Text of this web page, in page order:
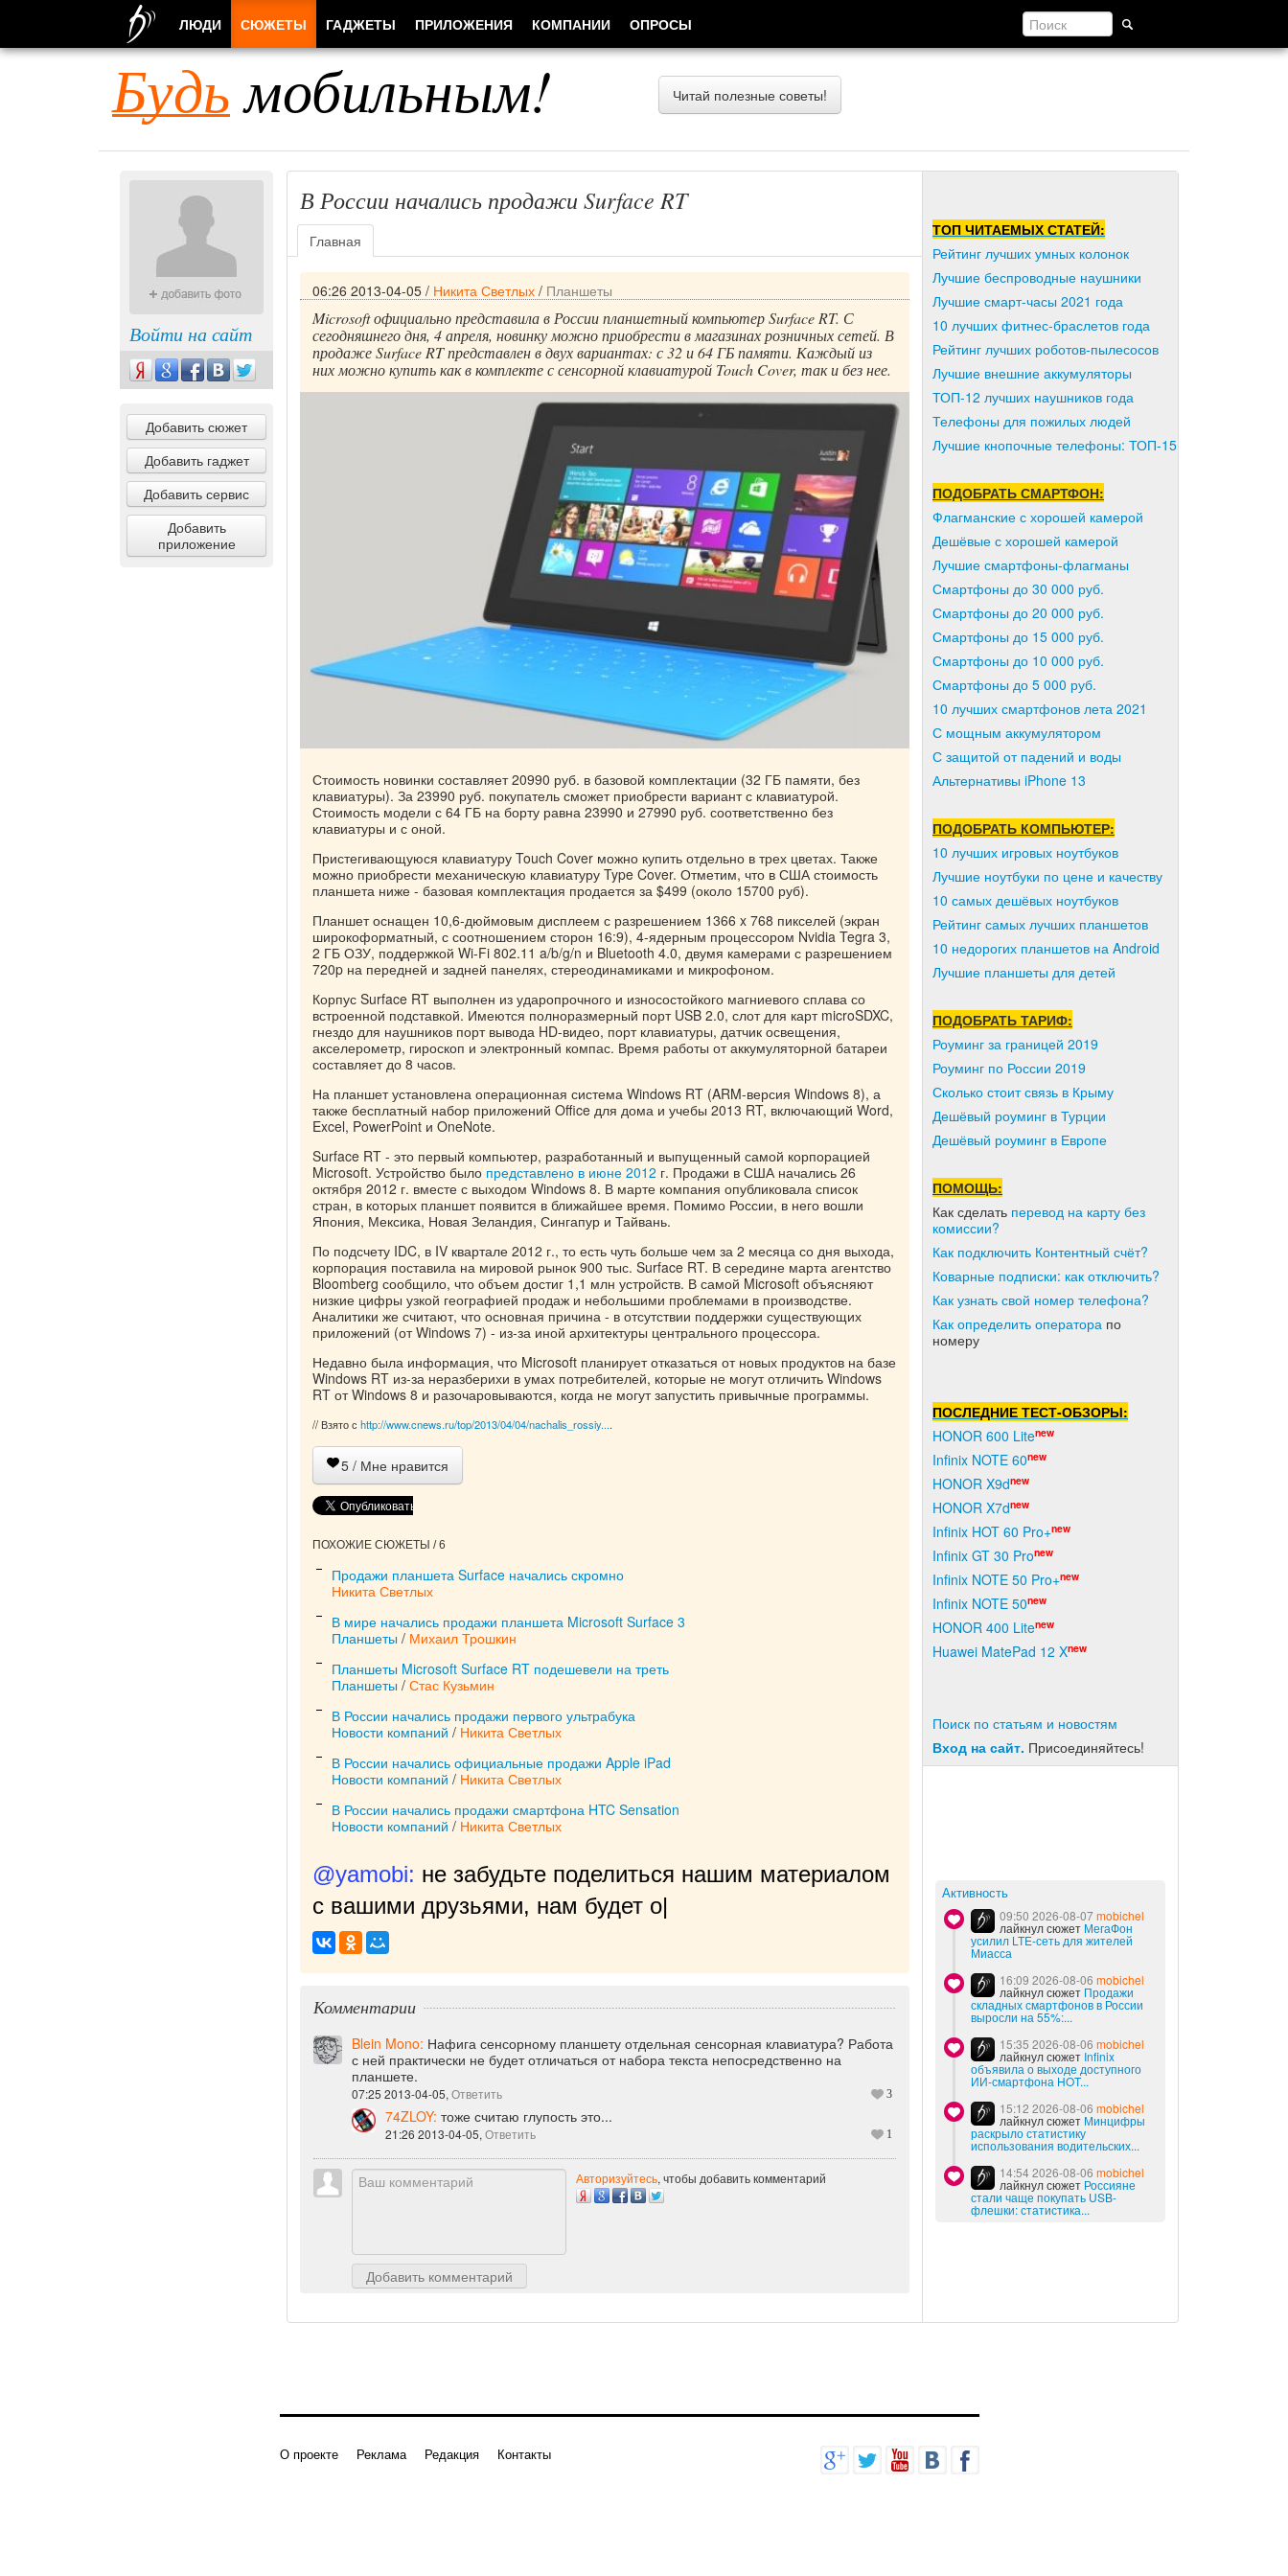
Будьмобильным! Читай полезные советы!
Войти на сайт
Добавить сюжет
Добавить гаджет
Добавить сервис
Добавить
приложение
В России начались продажи Surface RT
Главная
06:26 2013-04-05 / Никита Светлых / Планшеты
Microsoft официально представила в России планшетный компьютер Surface RT. С
сегодняшнего дня, 4 апреля, новинку можно приобрести в магазинах розничных сетей. В
продаже Surface RT представлен в двух вариантах: с 32 и 64 ГБ памяти. Каждый из
них можно купить как в комплекте с сенсорной клавиатурой Touch Cover, так и без нее.
Стоимость новинки составляет 20990 руб. в базовой комплектации (32 ГБ памяти, без
клавиатуры). За 23990 руб. покупатель сможет приобрести вариант с клавиатурой.
Стоимость модели с 64 ГБ на борту равна 23990 и 27990 руб. соответственно без
клавиатуры и с оной.
Пристегивающуюся клавиатуру Touch Cover можно купить отдельно в трех цветах. Также
можно приобрести механическую клавиатуру Type Cover. Отметим, что в США стоимость
планшета ниже - базовая комплектация продается за $499 (около 15700 руб).
Планшет оснащен 10,6-дюймовым дисплеем с разрешением 1366 x 768 пикселей (экран
широкоформатный, с соотношением сторон 16:9), 4-ядерным процессором Nvidia Tegra 3,
2 ГБ ОЗУ, поддержкой Wi-Fi 802.11 a/b/g/n и Bluetooth 4.0, двумя камерами с разрешением
720p на передней и задней панелях, стереодинамиками и микрофоном.
Корпус Surface RT выполнен из ударопрочного и износостойкого магниевого сплава со
встроенной подставкой. Имеются полноразмерный порт USB 2.0, слот для карт microSDXC,
гнездо для наушников порт вывода HD-видео, порт клавиатуры, датчик освещения,
акселерометр, гироскоп и электронный компас. Время работы от аккумуляторной батареи
составляет до 8 часов.
На планшет установлена операционная система Windows RT (ARM-версия Windows 8), а
также бесплатный набор приложений Office для дома и учебы 2013 RT, включающий Word,
Excel, PowerPoint и OneNote.
Surface RT - это первый компьютер, разработанный и выпущенный самой корпорацией
Microsoft. Устройство было представлено в июне 2012 г. Продажи в США начались 26
октября 2012 г. вместе с выходом Windows 8. В марте компания опубликовала список
стран, в которых планшет появится в ближайшее время. Помимо России, в него вошли
Япония, Мексика, Новая Зеландия, Сингапур и Тайвань.
По подсчету IDC, в IV квартале 2012 г., то есть чуть больше чем за 2 месяца со дня выхода,
корпорация поставила на мировой рынок 900 тыс. Surface RT. В середине марта агентство
Bloomberg сообщило, что объем достиг 1,1 млн устройств. В самой Microsoft объясняют
низкие цифры узкой географией продаж и небольшими проблемами в производстве.
Аналитики же считают, что основная причина - в отсутствии поддержки существующих
приложений (от Windows 7) - из-за иной архитектуры центрального процессора.
Недавно была информация, что Microsoft планирует отказаться от новых продуктов на базе
Windows RT из-за неразберихи в умах потребителей, которые не могут отличить Windows
RT от Windows 8 и разочаровываются, когда не могут запустить привычные программы.
// Взято с http://www.cnews.ru/top/2013/04/04/nachalis_rossiy....
5 / Мне нравится
ПОХОЖИЕ СЮЖЕТЫ / 6
Продажи планшета Surface начались скромно
Никита Светлых
В мире начались продажи планшета Microsoft Surface 3
Планшеты / Михаил Трошкин
Планшеты Microsoft Surface RT подешевели на треть
Планшеты / Стас Кузьмин
В России начались продажи первого ультрабука
Новости компаний / Никита Светлых
В России начались официальные продажи Apple iPad
Новости компаний / Никита Светлых
В России начались продажи смартфона HTC Sensation
Новости компаний / Никита Светлых
@yamobi: не забудьте поделиться нашим материалом
с вашими друзьями, нам будет очень приятно!
Комментарии
Blein Mono: Нафига сенсорному планшету отдельная сенсорная клавиатура? Работа
с ней практически не будет отличаться от набора текста непосредственно на
планшете.
3
07:25 2013-04-05, Ответить
74ZLOY: тоже считаю глупость это...
1
21:26 2013-04-05, Ответить
Добавить комментарий
Авторизуйтесь, чтобы добавить комментарий
ТОП ЧИТАЕМЫХ СТАТЕЙ:
Рейтинг лучших умных колонок
Лучшие беспроводные наушники
Лучшие смарт-часы 2021 года
10 лучших фитнес-браслетов года
Рейтинг лучших роботов-пылесосов
Лучшие внешние аккумуляторы
ТОП-12 лучших наушников года
Телефоны для пожилых людей
Лучшие кнопочные телефоны: ТОП-15
ПОДОБРАТЬ СМАРТФОН:
Флагманские с хорошей камерой
Дешёвые с хорошей камерой
Лучшие смартфоны-флагманы
Смартфоны до 30 000 руб.
Смартфоны до 20 000 руб.
Смартфоны до 15 000 руб.
Смартфоны до 10 000 руб.
Смартфоны до 5 000 руб.
10 лучших смартфонов лета 2021
С мощным аккумулятором
С защитой от падений и воды
Альтернативы iPhone 13
ПОДОБРАТЬ КОМПЬЮТЕР:
10 лучших игровых ноутбуков
Лучшие ноутбуки по цене и качеству
10 самых дешёвых ноутбуков
Рейтинг самых лучших планшетов
10 недорогих планшетов на Android
Лучшие планшеты для детей
ПОДОБРАТЬ ТАРИФ:
Роуминг за границей 2019
Роуминг по России 2019
Сколько стоит связь в Крыму
Дешёвый роуминг в Турции
Дешёвый роуминг в Европе
ПОМОЩЬ:
Как сделать перевод на карту без
комиссии?
Как подключить Контентный счёт?
Коварные подписки: как отключить?
Как узнать свой номер телефона?
Как определить оператора по
номеру
ПОСЛЕДНИЕ ТЕСТ-ОБЗОРЫ:
HONOR 600 Litenew
Infinix NOTE 60new
HONOR X9dnew
HONOR X7dnew
Infinix HOT 60 Pro+new
Infinix GT 30 Pronew
Infinix NOTE 50 Pro+new
Infinix NOTE 50new
HONOR 400 Litenew
Huawei MatePad 12 Xnew
Поиск по статьям и новостям
Вход на сайт. Присоединяйтесь!
Активность
09:50 2026-08-07mobichel
лайкнул сюжет МегаФон
усилил LTE-сеть для жителей
Миасса
16:09 2026-08-06 mobichel
лайкнул сюжет Продажи
складных смартфонов в России
выросли на 55%:...
15:35 2026-08-06 mobichel
лайкнул сюжет Infinix
объявила о выходе доступного
ИИ-смартфона HOT...
15:12 2026-08-06 mobichel
лайкнул сюжет Минцифры
раскрыло статистику
использования водительских...
14:54 2026-08-06 mobichel
лайкнул сюжет Россияне
стали чаще покупать USB-
флешки: статистика...
ЛЮДИ СЮЖЕТЫ ГАДЖЕТЫ ПРИЛОЖЕНИЯ КОМПАНИИ ОПРОСЫ
О проекте Реклама Редакция Контакты